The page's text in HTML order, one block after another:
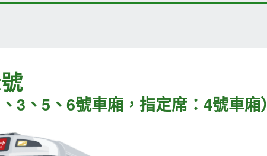
3、5、6號車廂，指定席：4號車廂）